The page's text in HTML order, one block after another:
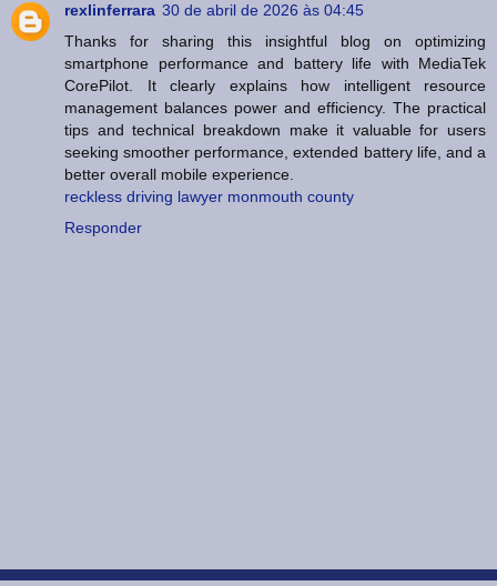
rexlinferrara 30 de abril de 2026 às 04:45
Thanks for sharing this insightful blog on optimizing
smartphone performance and battery life with MediaTek
CorePilot. It clearly explains how intelligent resource
management balances power and efficiency. The practical
tips and technical breakdown make it valuable for users
seeking smoother performance, extended battery life, and a
better overall mobile experience.
reckless driving lawyer monmouth county
Responder